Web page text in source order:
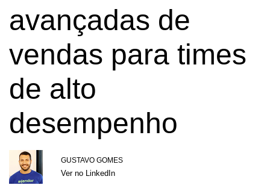
avançadas de
vendas para times
de alto
desempenho
GUSTAVO GOMES
Ver no LinkedIn